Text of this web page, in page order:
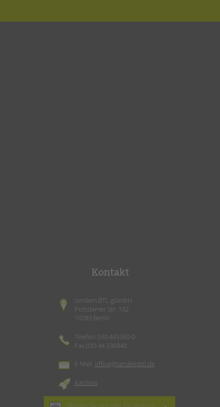
Kontakt
tandem BTL gGmbH
Potsdamer Str. 182
10783 Berlin
Telefon 030 443360-0
Fax 030 44 336040
E-Mail: office@tandembtl.de
Karriere